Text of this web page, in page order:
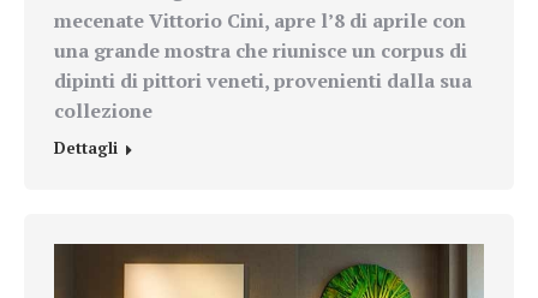
mecenate Vittorio Cini, apre l’8 di aprile con
una grande mostra che riunisce un corpus di
dipinti di pittori veneti, provenienti dalla sua
collezione
Dettagli